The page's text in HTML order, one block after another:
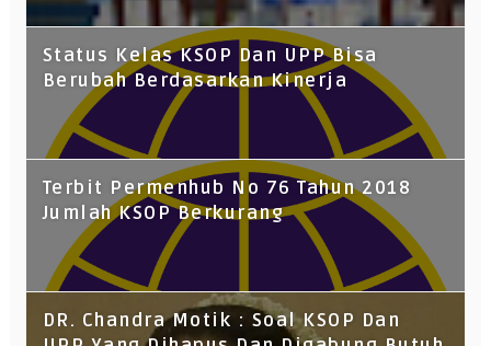
Status Kelas KSOP Dan UPP Bisa
Berubah Berdasarkan Kinerja
Terbit Permenhub No 76 Tahun 2018
Jumlah KSOP Berkurang
DR. Chandra Motik : Soal KSOP Dan